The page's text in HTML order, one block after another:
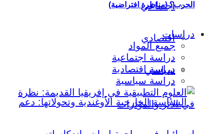
اجتماعي
اقتصادي
سياسي
الحرب؟ (مناظرة افتراضية)
دراسات
جميع المواد
دراسة اجتماعية
دراسة اقتصادية
دراسة سياسية